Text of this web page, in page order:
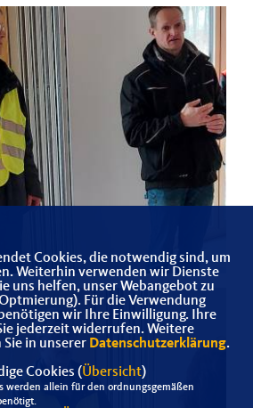
Cookies, die notwendig sind, um
Weiterhin verwenden wir Dienste
uns helfen, unser Webangebot zu
Für die Verwendung
wir Ihre Einwilligung. Ihre
jederzeit widerrufen. Weitere
in unserer Datenschutzerklärung.
Cookies (Übersicht)
werden allein für den ordnungsgemäßen